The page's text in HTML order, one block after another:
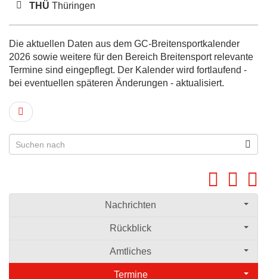
THÜ Thüringen
Die aktuellen Daten aus dem GC-Breitensportkalender
2026 sowie weitere für den Bereich Breitensport relevante
Termine sind eingepflegt. Der Kalender wird fortlaufend -
bei eventuellen späteren Änderungen - aktualisiert.
Nachrichten
Rückblick
Amtliches
Termine